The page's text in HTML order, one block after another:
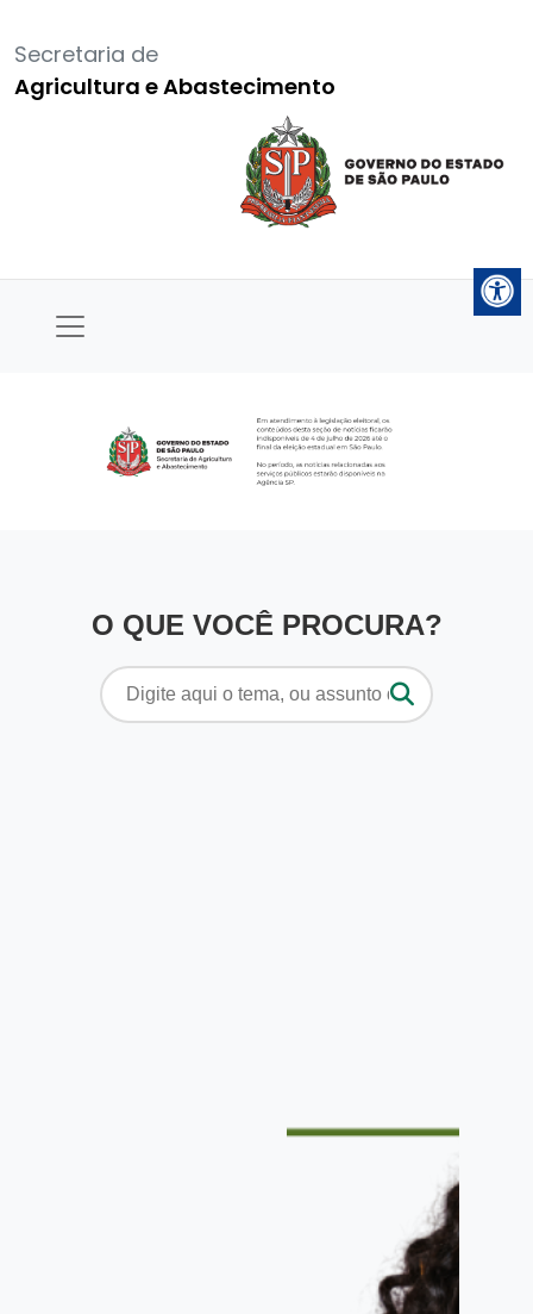
Secretaria de
Agricultura e Abastecimento
O QUE VOCÊ PROCURA?
Pesquisar
por: